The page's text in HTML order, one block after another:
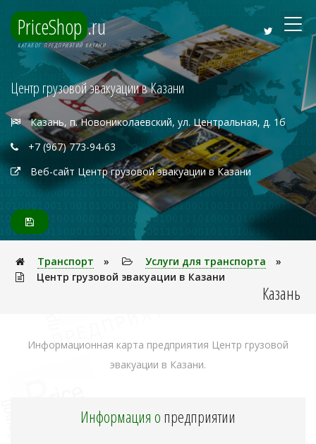
PriceShop .ru
КАТАЛОГ ПРЕДПРИЯТИЙ КАЗАНИ
Центр грузовой эвакуации в Казани
Казань, п. Новониколаевский, ул. Центральная, д. 1б
+7 (967) 773-94-63
Веб-сайт Центр грузовой эвакуации в Казани
Транспорт » Услуги для транспорта
»
Центр грузовой эвакуации в Казани
Казань
Информационная карта предприятия Центр грузовой
эвакуации в Казани.
Информация опредприятии